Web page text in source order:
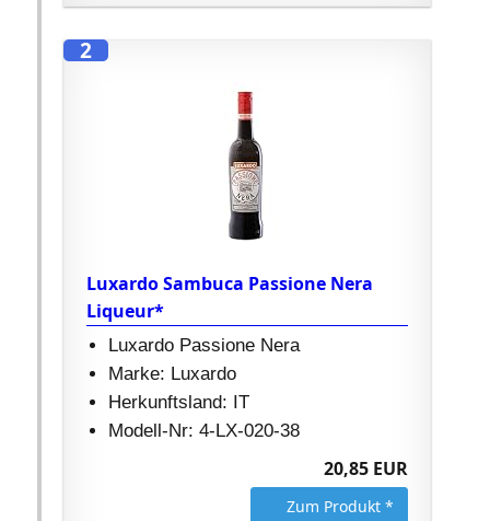
2
Luxardo Sambuca Passione Nera
Liqueur*
Luxardo Passione Nera
Marke: Luxardo
Herkunftsland: IT
Modell-Nr: 4-LX-020-38
20,85 EUR
Zum Produkt *